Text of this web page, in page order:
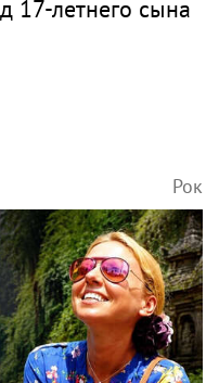
17-летнего сына
Рок